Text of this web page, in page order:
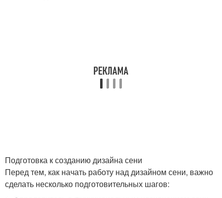
Подготовка к созданию дизайна сени
Перед тем, как начать работу над дизайном сени, важно
сделать несколько подготовительных шагов: